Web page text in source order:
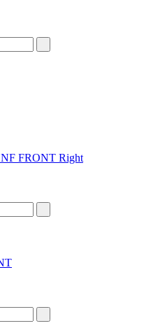
FRONT Right